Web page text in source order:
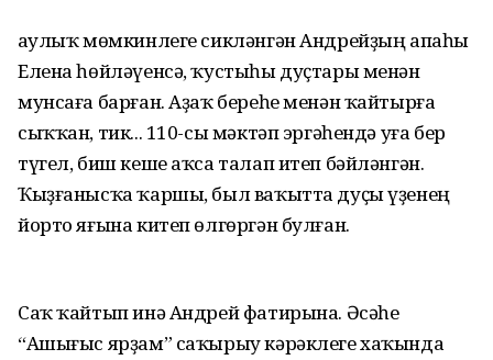
Һаулыҡ мөмкинлеге сикләнгән Андрейҙың апаһы
Елена һөйләүенсә, ҡустыһы дуҫтары менән
мунсаға барған. Аҙаҡ береһе менән ҡайтырға
сыҡҡан, тик... 110-сы мәктәп эргәһендә уға бер
түгел, биш кеше аҡса талап итеп бәйләнгән.
Ҡыҙғанысҡа ҡаршы, был ваҡытта дуҫы үҙенең
йорто яғына китеп өлгөргән булған.
Саҡ ҡайтып инә Андрей фатирына. Әсәһе
“Ашығыс ярҙам” саҡырыу кәрәклеге хаҡында